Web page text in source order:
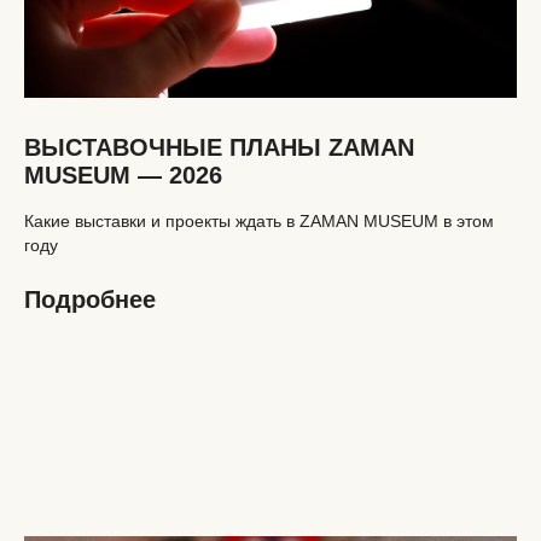
ВЫСТАВОЧНЫЕ ПЛАНЫ ZAMAN
MUSEUM — 2026
Какие выставки и проекты ждать в ZAMAN MUSEUM в этом
году
Подробнее